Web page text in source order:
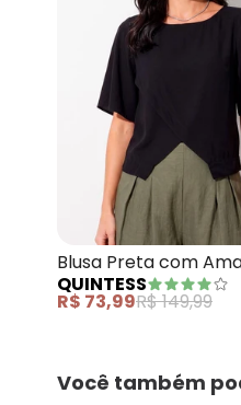
Blusa Preta com
QUINTESS
R$ 73,99R$ 149,99
Você também